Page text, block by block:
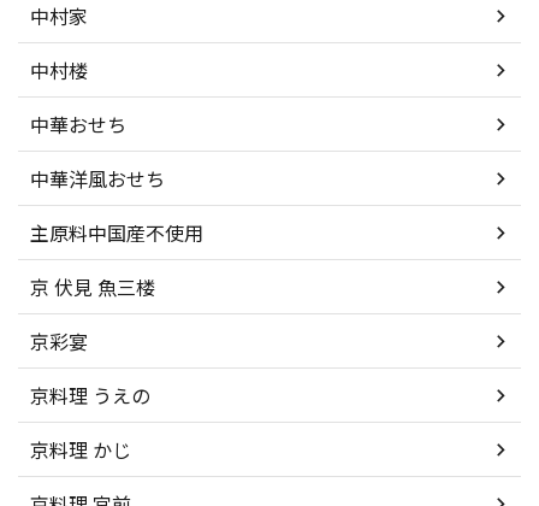
中村家
中村楼
中華おせち
中華洋風おせち
主原料中国産不使用
京 伏見 魚三楼
京彩宴
京料理 うえの
京料理 かじ